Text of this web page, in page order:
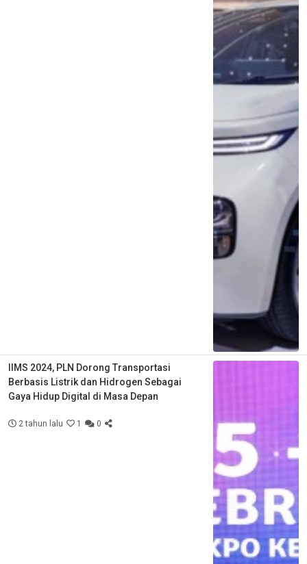
IIMS 2024, PLN Dorong Transportasi
Berbasis Listrik dan Hidrogen Sebagai
Gaya Hidup Digital di Masa Depan
2 tahun lalu 1 0